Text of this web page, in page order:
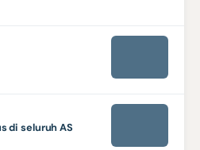
di seluruh AS